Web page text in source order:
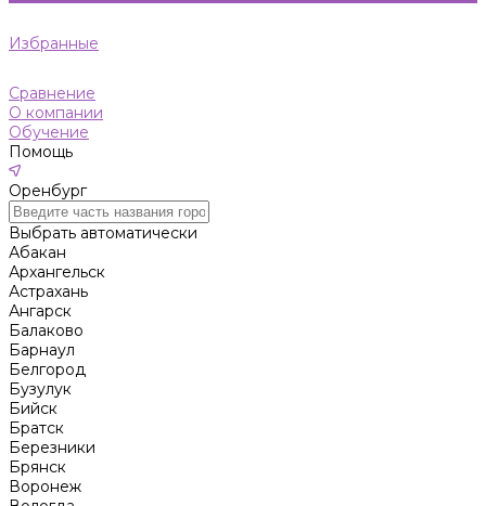
Избранные
Сравнение
О компании
Обучение
Помощь
Оренбург
Выбрать автоматически
Абакан
Архангельск
Астрахань
Ангарск
Балаково
Барнаул
Белгород
Бузулук
Бийск
Братск
Березники
Брянск
Воронеж